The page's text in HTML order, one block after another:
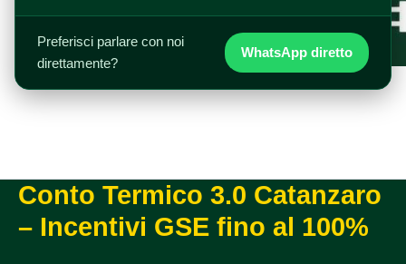
Preferisci parlare con noi
direttamente?
WhatsApp diretto
Conto Termico 3.0 Catanzaro
– Incentivi GSE fino al 100%